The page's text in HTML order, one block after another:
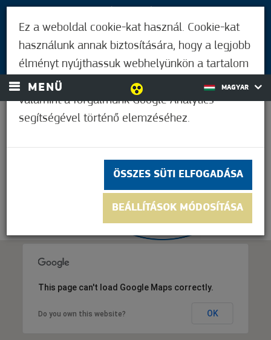
BEJELENTKEZÉS
MENÜ MAGYAR
This page can't load Google Maps correctly.
Do you own this website? OK
Ez a weboldal cookie-kat használ. Cookie-kat
használunk annak biztosítására, hogy a legjobb
élményt nyújthassuk webhelyünkön a tartalom
és a hirdetések személyre szabásához,
valamint a forgalmunk Google Analytics
segítségével történő elemzéséhez.
ÖSSZES SÜTI ELFOGADÁSA
BEÁLLÍTÁSOK MÓDOSÍTÁSA